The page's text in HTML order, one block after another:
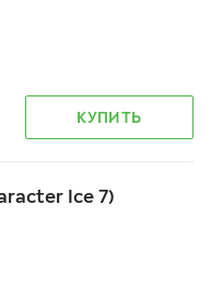
КУПИТЬ
Ice 7)